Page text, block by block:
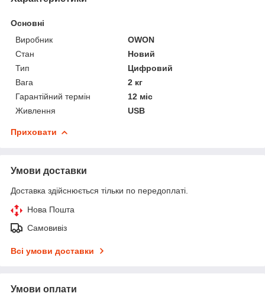
Основні
Виробник
OWON
Стан
Новий
Тип
Цифровий
Вага
2 кг
Гарантійний термін
12 міс
Живлення
USB
Приховати
Умови доставки
Доставка здійснюється тільки по передоплаті.
Нова Пошта
Самовивіз
Всі умови доставки
Умови оплати